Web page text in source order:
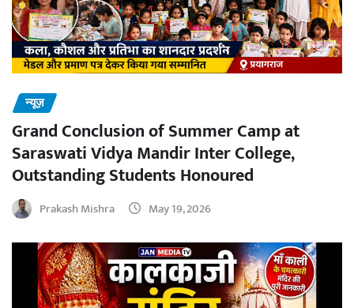
न्यूज़
Grand Conclusion of Summer Camp at
Saraswati Vidya Mandir Inter College,
Outstanding Students Honoured
Prakash Mishra May 19, 2026